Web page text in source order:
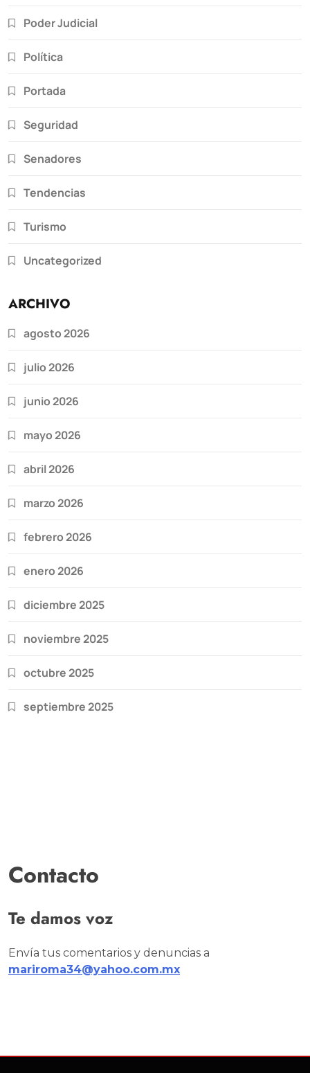
Poder Judicial
Política
Portada
Seguridad
Senadores
Tendencias
Turismo
Uncategorized
ARCHIVO
agosto 2026
julio 2026
junio 2026
mayo 2026
abril 2026
marzo 2026
febrero 2026
enero 2026
diciembre 2025
noviembre 2025
octubre 2025
septiembre 2025
Contacto
Te damos voz
Envía tus comentarios y denuncias a
mariroma34@yahoo.com.mx